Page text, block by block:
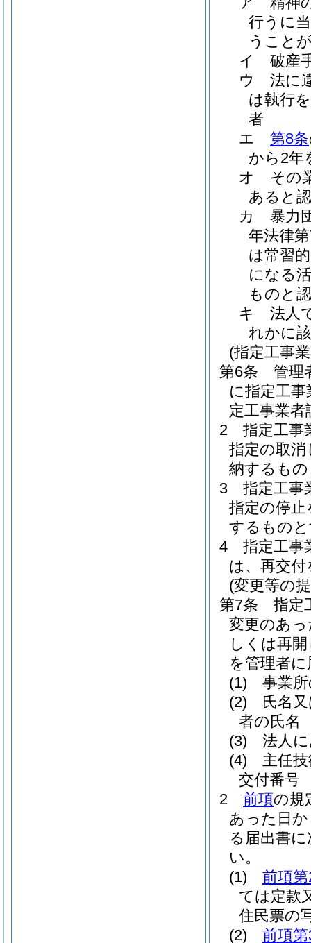
行うに
うこと
イ
破産
ウ
法に
は執行
者
エ
第8条
から2年
オ
その
あると
カ
暴力
年法律
は常習
になる
ものと
キ
法人
れかに
(指定工事
第6条
管理
に指定工
定工事業
2
指定工事
指定の取
納するも
3
指定工事
指定の停
するもの
4
指定工事
は、再交
(変更等の
第7条
指定
変更のあ
しくは再
を管理者
(1)
事業
(2)
氏名
者の氏名
(3)
法人
(4)
主任
交付番号
2
前項の規
あった日
る届出書
い。
(1)
前項
ては定款
住民票の
(2)
前項